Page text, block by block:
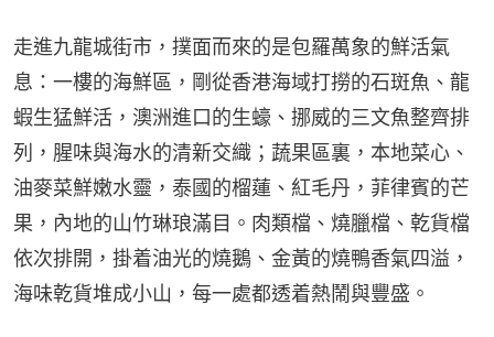
走進九龍城街市，撲面而來的是包羅萬象的鮮活氣
息：一樓的海鮮區，剛從香港海域打撈的石斑魚、龍
蝦生猛鮮活，澳洲進口的生蠔、挪威的三文魚整齊排
列，腥味與海水的清新交織；蔬果區裏，本地菜心、
油麥菜鮮嫩水靈，泰國的榴蓮、紅毛丹，菲律賓的芒
果，內地的山竹琳琅滿目。肉類檔、燒臘檔、乾貨檔
依次排開，掛着油光的燒鵝、金黃的燒鴨香氣四溢，
海味乾貨堆成小山，每一處都透着熱鬧與豐盛。